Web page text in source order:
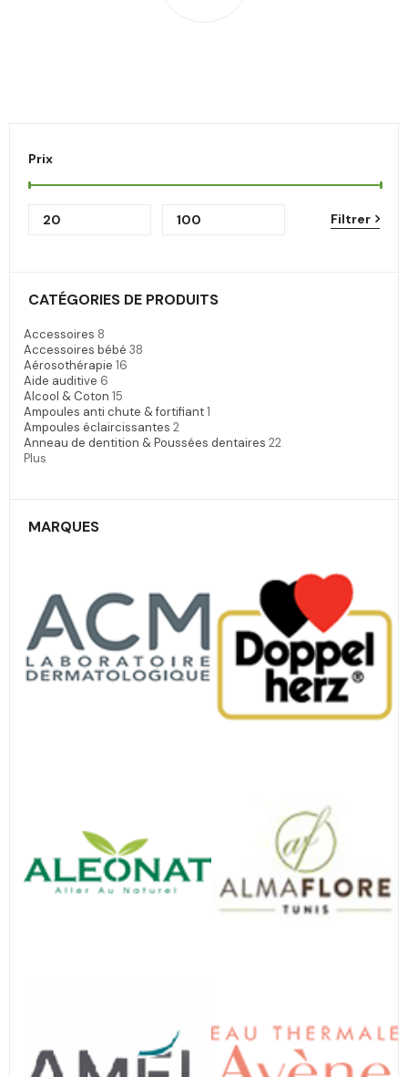
Prix
Filtrer
CATÉGORIES DE PRODUITS
Accessoires 8
Accessoires bébé 38
Aérosothérapie 16
Aide auditive 6
Alcool & Coton 15
Ampoules anti chute & fortifiant1
Ampoules éclaircissantes 2
Anneau de dentition & Poussées dentaires 22
Plus
MARQUES